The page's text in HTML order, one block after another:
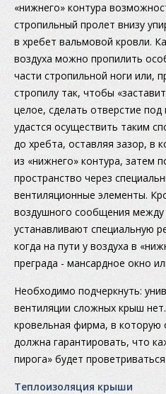
«нижнего» контура
стропильный пролет внизу
в хребет вальмовой кровли.
воздуха можно пропилить
части стропильной ноги или,
стропилу так, чтобы
целое, сделать отверстие
удастся осуществить таким
до хребта, оставляя зазор, в
из «нижнего» контура, затем
пространство через
вентиляционные элементы.
воздушного сообщения между
устанавливают специальную
когда на пути у воздуха в
преграда - мансардное окно
Необходимо подчеркнуть:
вентиляции сложных крыш
кровельная фирма, в которую
должна гарантировать, что
пирога» будет проветриваться.
Теплоизоляция крыши